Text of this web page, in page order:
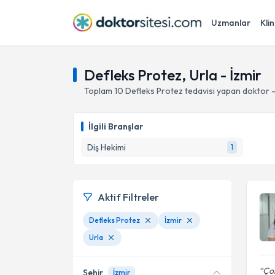
Uzmanlar
Defleks Protez, Urla - İzmir
Toplam 10 Defleks Protez tedavisi yapan doktor -
İlgili Branşlar
Diş Hekimi
1
Aktif Filtreler
Defleks Protez
İzmir
Urla
Şehir İzmir